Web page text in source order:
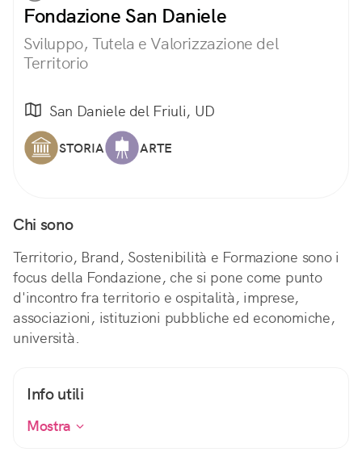
Fondazione San Daniele
Sviluppo, Tutela e Valorizzazione del
Territorio
San Daniele del Friuli, UD
STORIA ARTE
Chi sono
Territorio, Brand, Sostenibilità e Formazione sono i
focus della Fondazione, che si pone come punto
d'incontro fra territorio e ospitalità, imprese,
associazioni, istituzioni pubbliche ed economiche,
università.
Info utili
Mostra